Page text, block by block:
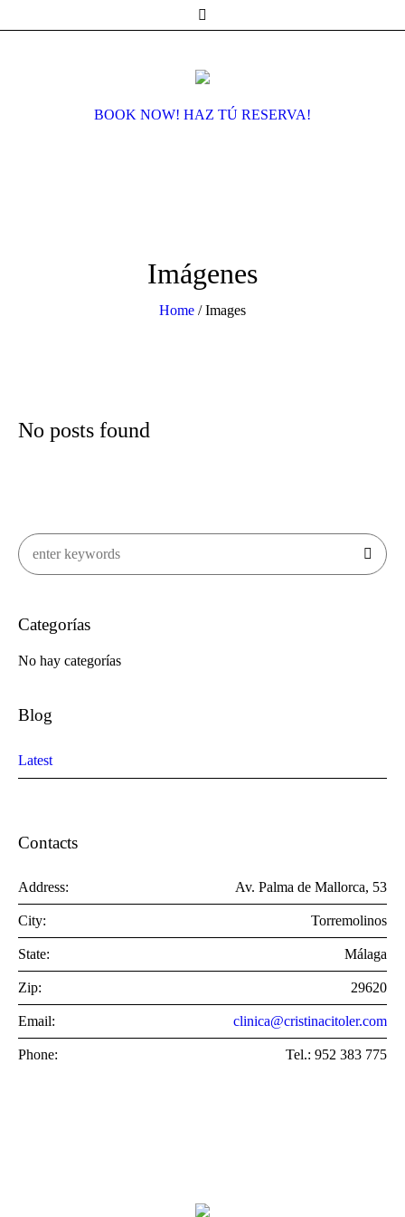
BOOK NOW! HAZ TÚ RESERVA!
Imágenes
Home /Images
No posts found
Categorías
No hay categorías
Blog
Latest
Contacts
Address: Av. Palma de Mallorca, 53
City: Torremolinos
State: Málaga
Zip: 29620
Email: clinica@cristinacitoler.com
Phone: Tel.: 952 383 775